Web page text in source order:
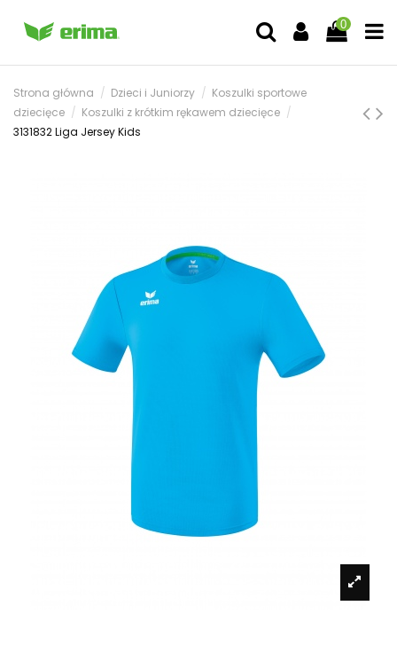
0
Strona główna Dzieci i Juniorzy
Koszulki sportowe
dziecięce
Koszulki z krótkim rękawem dziecięce
3131832 Liga Jersey Kids